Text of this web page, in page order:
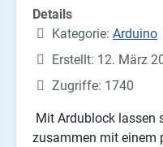
Details
Kategorie: Arduino
Erstellt: 12. März
Zugriffe: 1740
Mit Ardublock lassen
zusammen mit einem